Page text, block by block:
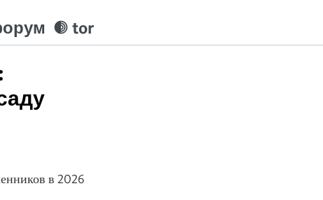
tor
в 2026